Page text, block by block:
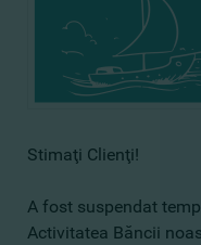
Stimaţi Clienţi!
A fost suspendat
Activitatea Băncii